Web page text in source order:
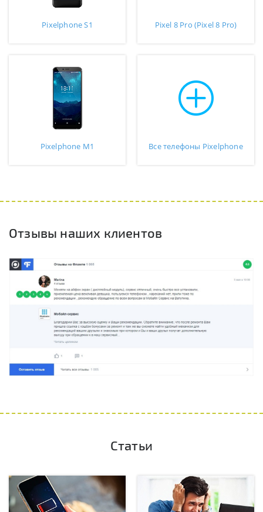
Pixelphone S1 Pixel 8 Pro (Pixel 8 Pro)
Pixelphone M1 Все телефоны Pixelphone
Отзывы наших клиентов
Статьи